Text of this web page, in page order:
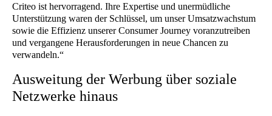
Criteo ist hervorragend. Ihre Expertise und unermüdliche
Unterstützung waren der Schlüssel, um unser Umsatzwachstum
sowie die Effizienz unserer Consumer Journey voranzutreiben
und vergangene Herausforderungen in neue Chancen zu
verwandeln.“
Ausweitung der Werbung über soziale
Netzwerke hinaus